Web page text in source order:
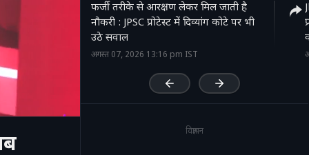
फर्जी तरीके से आरक्षण लेकर मिल जाती है
नौकरी : JPSC प्रोटेस्ट में दिव्यांग कोटे पर भी
उठे सवाल
अगस्त 07, 2026 13:16 pm IST
विज्ञापन